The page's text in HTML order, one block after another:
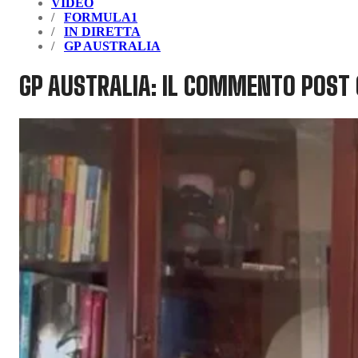
VIDEO
FORMULA1
IN DIRETTA
GP AUSTRALIA
GP AUSTRALIA: IL COMMENTO POST